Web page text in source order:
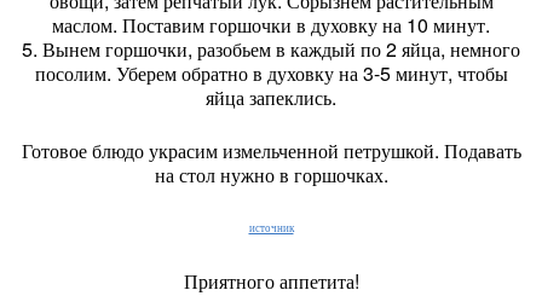
маслом. Поставим горшочки в духовку на 10 минут.
5. Вынем горшочки, разобьем в каждый по 2 яйца, немного
посолим. Уберем обратно в духовку на 3-5 минут, чтобы
яйца запеклись.
Готовое блюдо украсим измельченной петрушкой. Подавать
на стол нужно в горшочках.
источник
Приятного аппетита!